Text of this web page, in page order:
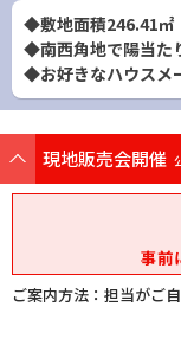
◆敷地面積246.41㎡
◆南西角地で陽当た
◆お好きなハウスメ
現地販売会開催
事前
ご案内方法：担当がご